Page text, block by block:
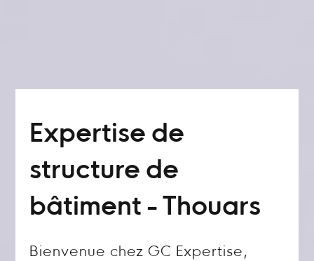
Expertise de
structure de
bâtiment - Thouars
Bienvenue chez GC Expertise,